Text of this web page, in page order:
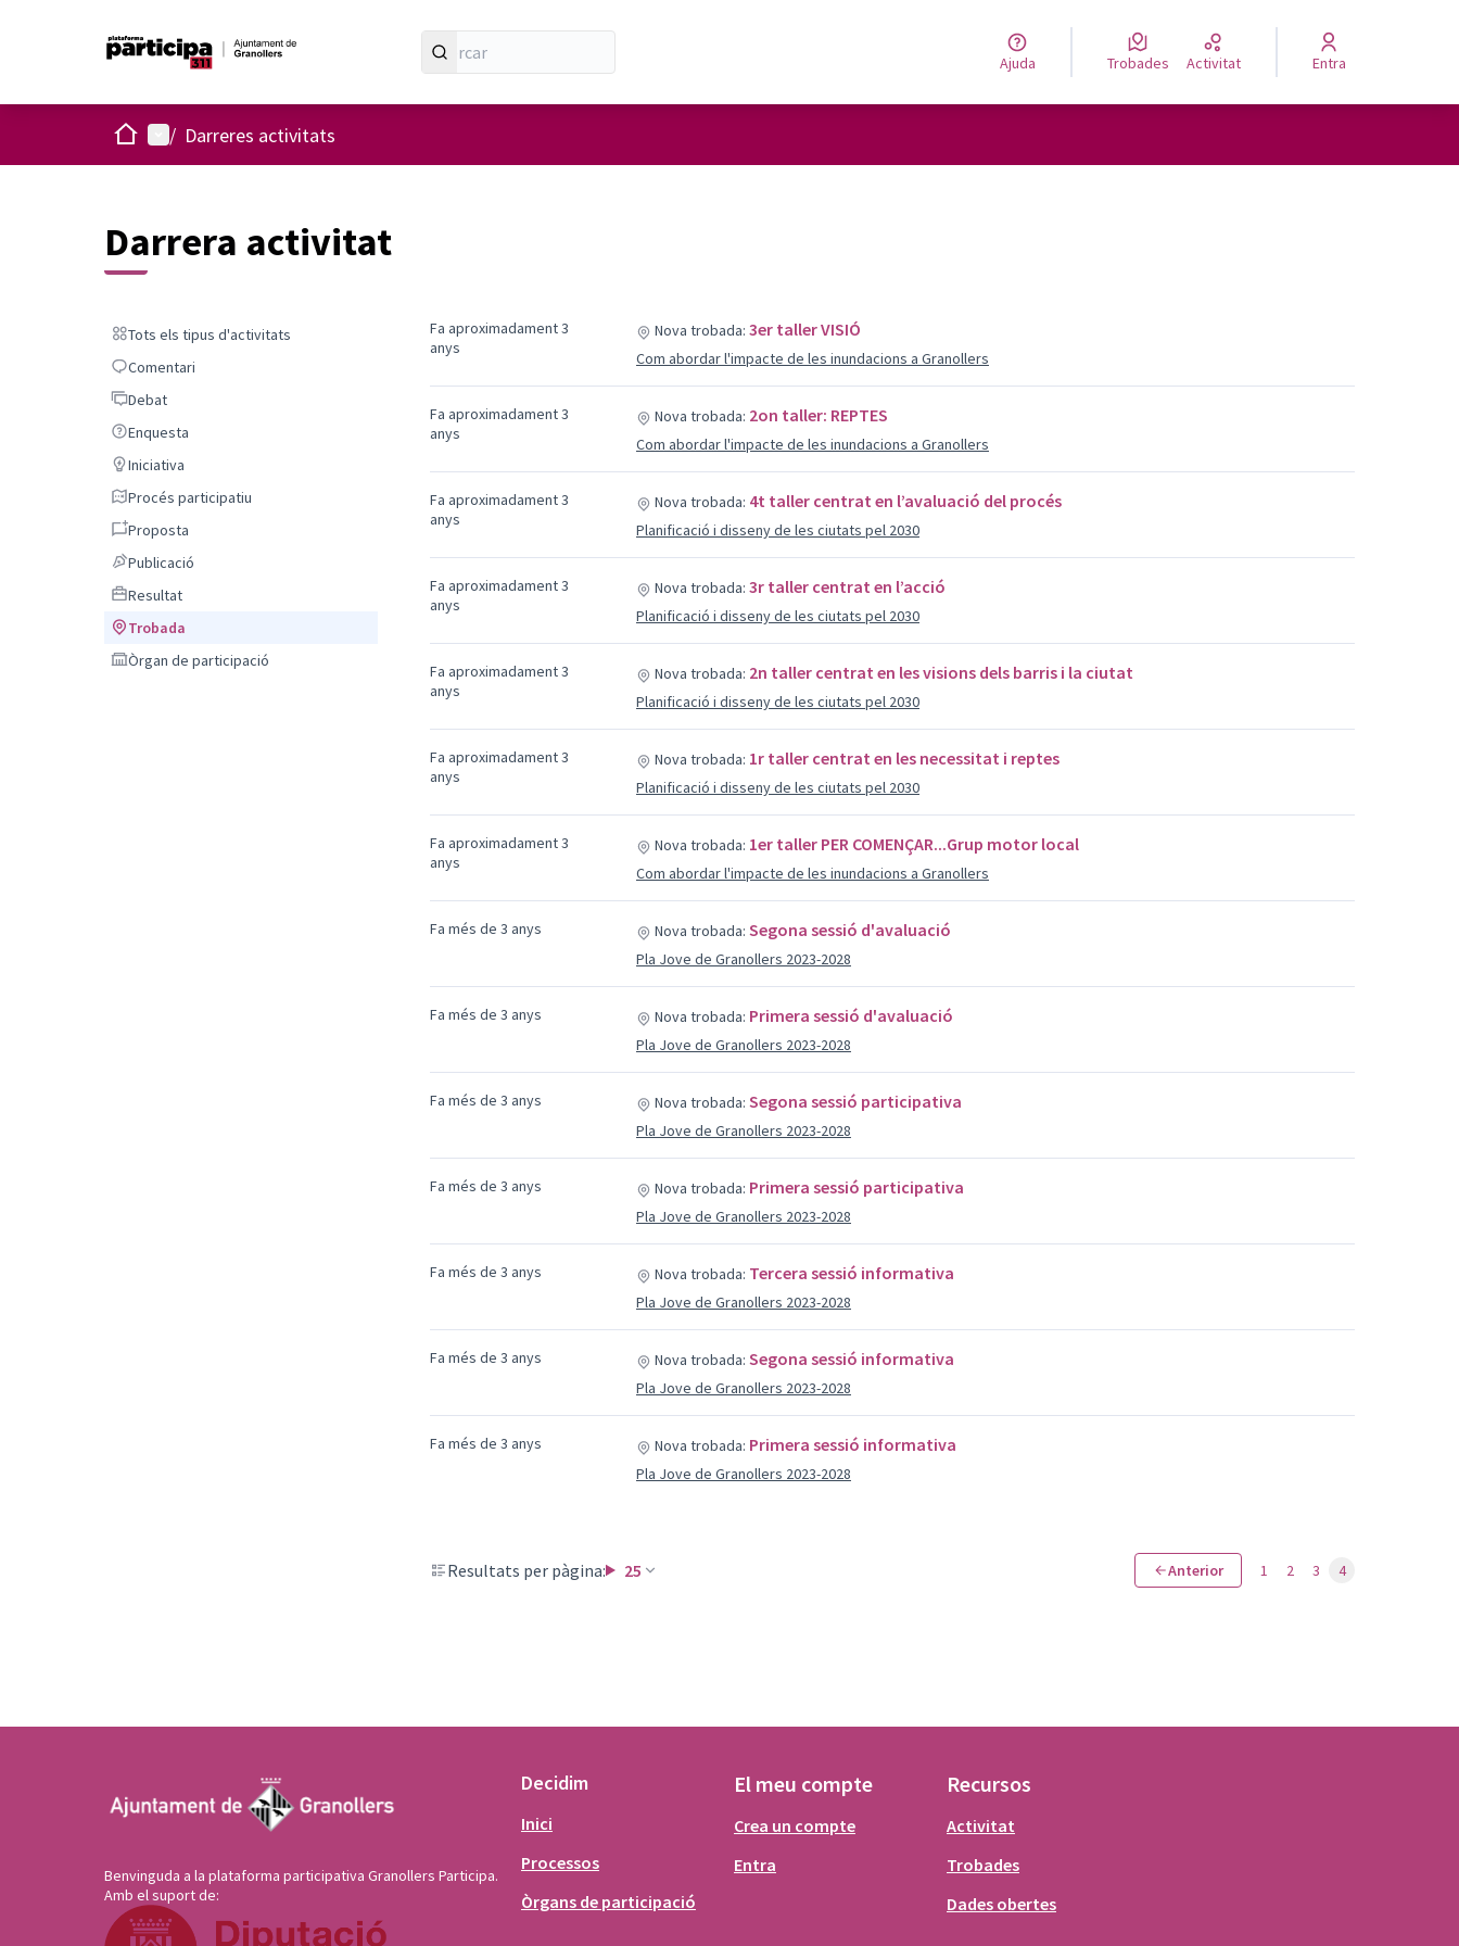
Ajuda Trobades Activitat Entra
Inici Menú principal
/ Darreres activitats
Darrera activitat
Tots els tipus d'activitats
Tots els tipus d'activitats
Comentari
Comentari
DebatDebat
Enquesta
Enquesta
Iniciativa
Iniciativa
Procés participatiu
Procés participatiu
Proposta
Proposta
Publicació
Publicació
Resultat
Resultat
Trobada
Trobada
Òrgan de participació
Òrgan de participació
Fa aproximadament 3
anys
Nova trobada: 3er taller VISIÓ
Com abordar l'impacte de les inundacions a Granollers
Fa aproximadament 3
anys
Nova trobada: 2on taller: REPTES
Com abordar l'impacte de les inundacions a Granollers
Fa aproximadament 3
anys
Nova trobada: 4t taller centrat en l’avaluació del procés
Planificació i disseny de les ciutats pel 2030
Fa aproximadament 3
anys
Nova trobada: 3r taller centrat en l’acció
Planificació i disseny de les ciutats pel 2030
Fa aproximadament 3
anys
Nova trobada: 2n taller centrat en les visions dels barris i la ciutat
Planificació i disseny de les ciutats pel 2030
Fa aproximadament 3
anys
Nova trobada: 1r taller centrat en les necessitat i reptes
Planificació i disseny de les ciutats pel 2030
Fa aproximadament 3
anys
Nova trobada: 1er taller PER COMENÇAR...Grup motor local
Com abordar l'impacte de les inundacions a Granollers
Fa més de 3 anys Nova trobada: Segona sessió d'avaluació
Pla Jove de Granollers 2023-2028
Fa més de 3 anys Nova trobada: Primera sessió d'avaluació
Pla Jove de Granollers 2023-2028
Fa més de 3 anys Nova trobada: Segona sessió participativa
Pla Jove de Granollers 2023-2028
Fa més de 3 anys Nova trobada: Primera sessió participativa
Pla Jove de Granollers 2023-2028
Fa més de 3 anys Nova trobada: Tercera sessió informativa
Pla Jove de Granollers 2023-2028
Fa més de 3 anys Nova trobada: Segona sessió informativa
Pla Jove de Granollers 2023-2028
Fa més de 3 anys Nova trobada: Primera sessió informativa
Pla Jove de Granollers 2023-2028
Resultats per pàgina: 25 Anterior 1 2 3 4
Benvinguda a la plataforma participativa Granollers Participa.
Amb el suport de:
Decidim
Inici
Processos
Òrgans de participació
El meu compte
Crea un compte
Entra
Recursos
Activitat
Trobades
Dades obertes